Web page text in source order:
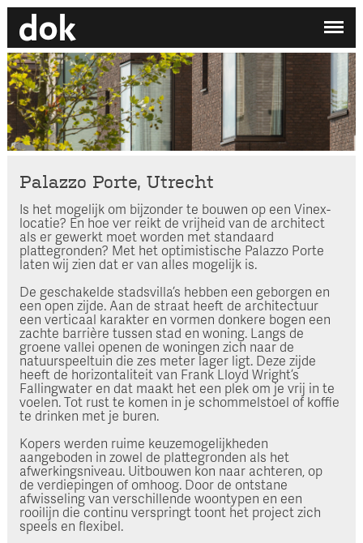
Palazzo Porte, Utrecht
Is het mogelijk om bijzonder te bouwen op een Vinex-
locatie? En hoe ver reikt de vrijheid van de architect
als er gewerkt moet worden met standaard
plattegronden? Met het optimistische Palazzo Porte
laten wij zien dat er van alles mogelijk is.
De geschakelde stadsvilla’s hebben een geborgen en
een open zijde. Aan de straat heeft de architectuur
een verticaal karakter en vormen donkere bogen een
zachte barrière tussen stad en woning. Langs de
groene vallei openen de woningen zich naar de
natuurspeeltuin die zes meter lager ligt. Deze zijde
heeft de horizontaliteit van Frank Lloyd Wright’s
Fallingwater en dat maakt het een plek om je vrij in te
voelen. Tot rust te komen in je schommelstoel of koffie
te drinken met je buren.
Kopers werden ruime keuzemogelijkheden
aangeboden in zowel de plattegronden als het
afwerkingsniveau. Uitbouwen kon naar achteren, op
de verdiepingen of omhoog. Door de ontstane
afwisseling van verschillende woontypen en een
rooilijn die continu verspringt toont het project zich
speels en flexibel.
EN/NL
DOK ARCHITECTEN / WERKEN BIJ DOK
Home
Contact
Zoek op categorie
Zoek een medewerker
✕
Mijn printdocument
Er zijn nog geen projecten aan uw printdocument
toegevoegd.